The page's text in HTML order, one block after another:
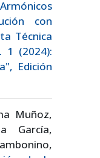
con
Técnica
1 (2024):
Edición
Muñoz,
García,